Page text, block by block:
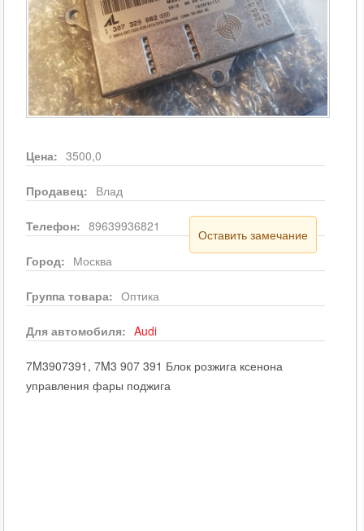
Цена: 3500,0
Продавец: Влад
Телефон: 89639936821
Оставить замечание
Город: Москва
Группа товара: Оптика
Для автомобиля: Audi
7M3907391, 7M3 907 391 Блок розжига ксенона
управления фары поджига